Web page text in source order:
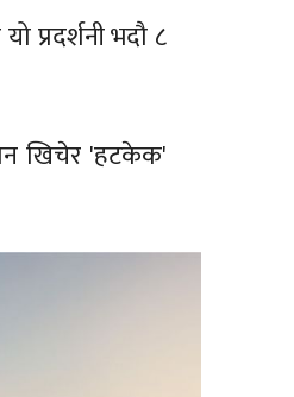
प्रदर्शनी भदौ ८
खिचेर 'हटकेक'